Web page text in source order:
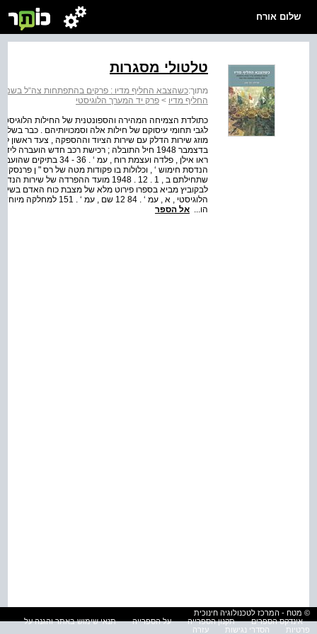
שלום אורח
טלטולי מסגרות
מתוך:כשהצבא החליף מדיו : פרקים בהתפתחות צה“ל בשנים
החליף מדיו > פרק יד המערך הלוגיסטי
כתולדת הצמיחה המהירה והספונטנית של החילות
לגבי תחומי עיסוקם של חילות אלה וסמכויותיהם . כבר
ראו אילן , פלדה ועצמת
הנדסת חימוש ‘ , וכלולות בו פקודות מטה של רס " ן פרנסקי ,
הלוגיסטי , א , עמ ‘ .
הו... אל הספר
© מטח - המרכז לטכנולוגיה חינוכית
אינדקס הספרים
תקנון הספרייה על הספרייה
תנאי שימוש באתר והגנה על
פרטיות
הסדרי נגישות עזרה